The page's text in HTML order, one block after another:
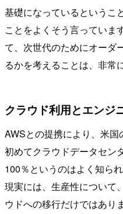
基礎になっているというこ
ことをよくそう言っていま
て、次世代のためにオーダ
るかを考えることは、非常
クラウド利用とエンジ
AWSとの提携により、米
初めてクラウドデータセン
100％というのはよく知ら
現実には、生産性について
ウドへの移行だけではあり